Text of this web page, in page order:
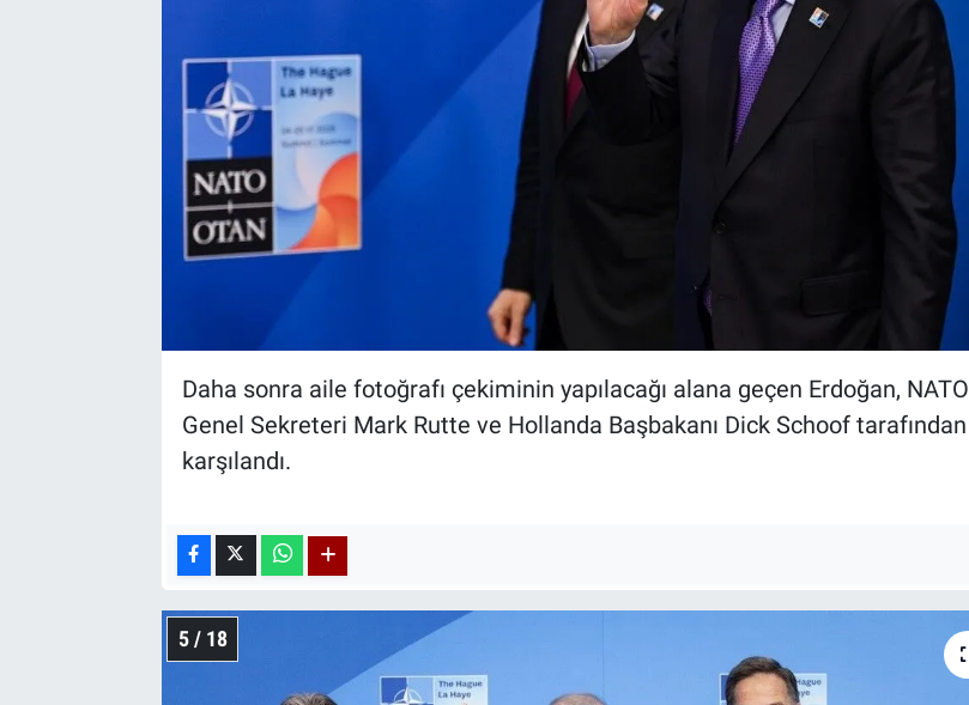
Daha sonra aile fotoğrafı çekiminin yapılacağı alana geçen Erdoğan, NATO
Genel Sekreteri Mark Rutte ve Hollanda Başbakanı Dick Schoof tarafından
karşılandı.
5 / 18